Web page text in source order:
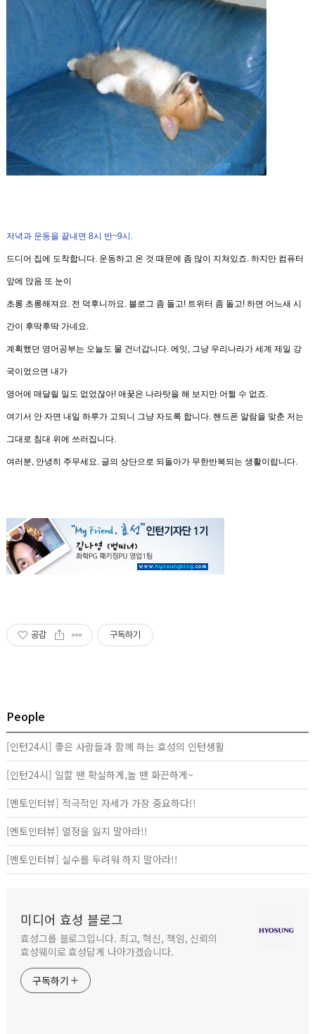
저녁과 운동을 끝내면 8시 반~9시.
드디어 집에 도착합니다. 운동하고 온 것 때문에 좀 많이 지쳐있죠. 하지만 컴퓨터
앞에 앉음 또 눈이
초롱 초롱해져요. 전 덕후니까요. 블로그 좀 돌고! 트위터 좀 돌고! 하면 어느새 시
간이 후딱후딱 가네요.
계획했던 영어공부는 오늘도 물 건너갑니다. 에잇, 그냥 우리나라가 세계 제일 강
국이었으면 내가
영어에 매달릴 일도 없었잖아! 애꿎은 나라탓을 해 보지만 어쩔 수 없죠.
여기서 안 자면 내일 하루가 고되니 그냥 자도록 합니다. 핸드폰 알람을 맞춘 저는
그대로 침대 위에 쓰러집니다.
여러분, 안녕히 주무세요. 글의 상단으로 되돌아가 무한반복되는 생활이랍니다.
공감 구독하기
People
[인턴24시] 좋은 사람들과 함께 하는 효성의 인턴생활
[인턴24시] 일할 땐 확실하게,놀 땐 화끈하게~
[멘토인터뷰] 적극적인 자세가 가장 중요하다!!
[멘토인터뷰] 열정을 잃지 말아라!!
[멘토인터뷰] 실수를 두려워 하지 말아라!!
미디어 효성 블로그
효성그룹 블로그입니다. 최고, 혁신, 책임, 신뢰의
효성웨이로 효성답게 나아가겠습니다.
구독하기